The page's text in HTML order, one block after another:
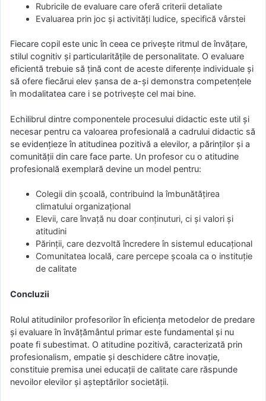
Rubricile de evaluare care oferă criterii detaliate
Evaluarea prin joc și activități ludice, specifică vârstei
Fiecare copil este unic în ceea ce privește ritmul de învățare,
stilul cognitiv și particularitățile de personalitate. O evaluare
eficientă trebuie să țină cont de aceste diferențe individuale și
să ofere fiecărui elev șansa de a-și demonstra competențele
în modalitatea care i se potrivește cel mai bine.
Echilibrul dintre componentele procesului didactic este util și
necesar pentru ca valoarea profesională a cadrului didactic să
se evidențieze în atitudinea pozitivă a elevilor, a părinților și a
comunității din care face parte. Un profesor cu o atitudine
profesională exemplară devine un model pentru:
Colegii din școală, contribuind la îmbunătățirea
climatului organizațional
Elevii, care învață nu doar conținuturi, ci și valori și
atitudini
Părinții, care dezvoltă încredere în sistemul educațional
Comunitatea locală, care percepe școala ca o instituție
de calitate
Concluzii
Rolul atitudinilor profesorilor în eficiența metodelor de predare
și evaluare în învățământul primar este fundamental și nu
poate fi subestimat. O atitudine pozitivă, caracterizată prin
profesionalism, empatie și deschidere către inovație,
constituie premisa unei educații de calitate care răspunde
nevoilor elevilor și așteptărilor societății.